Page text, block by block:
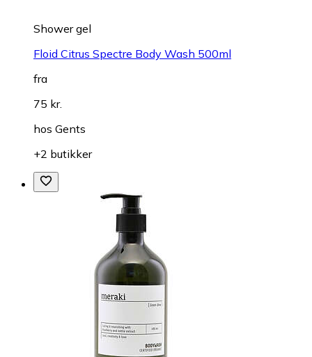
Shower gel
Floid Citrus Spectre Body Wash 500ml
fra
75 kr.
hos Gents
+2 butikker